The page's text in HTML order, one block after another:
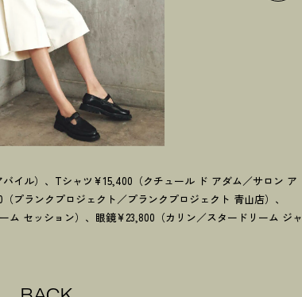
イル）、Tシャツ¥15,400（クチュール ド アダム／サロン ア
プランクプロジェクト／プランクプロジェクト 青山店）、
ム セッション）、眼鏡¥23,800（カリン／スタードリーム ジャ